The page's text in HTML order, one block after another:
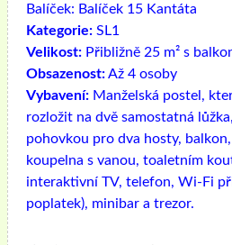
Balíček: Balíček 15 Kantáta
Kategorie: SL1
Velikost: Přibližně 25 m² s
Obsazenost:Až 4 osoby
Vybavení: Manželská postel,
rozložit na dvě samostatná
pohovkou pro dva hosty,
koupelna s vanou, toaletním
interaktivní TV, telefon, Wi-Fi
poplatek), minibar a trezor.